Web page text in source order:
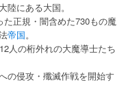
にある大国。
正規・闇含めた730もの魔
帝国。
人の桁外れの大魔導士たち
の侵攻・殲滅作戦を開始す